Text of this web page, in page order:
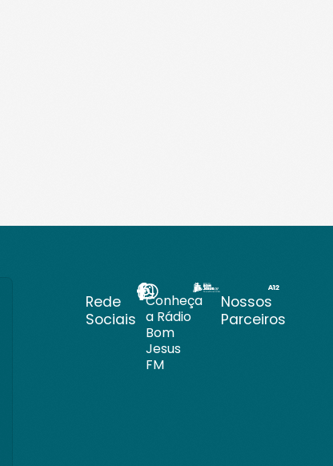
Rede
Sociais
Conheça
a Rádio
Bom
Jesus
FM
Nossos
Parceiros